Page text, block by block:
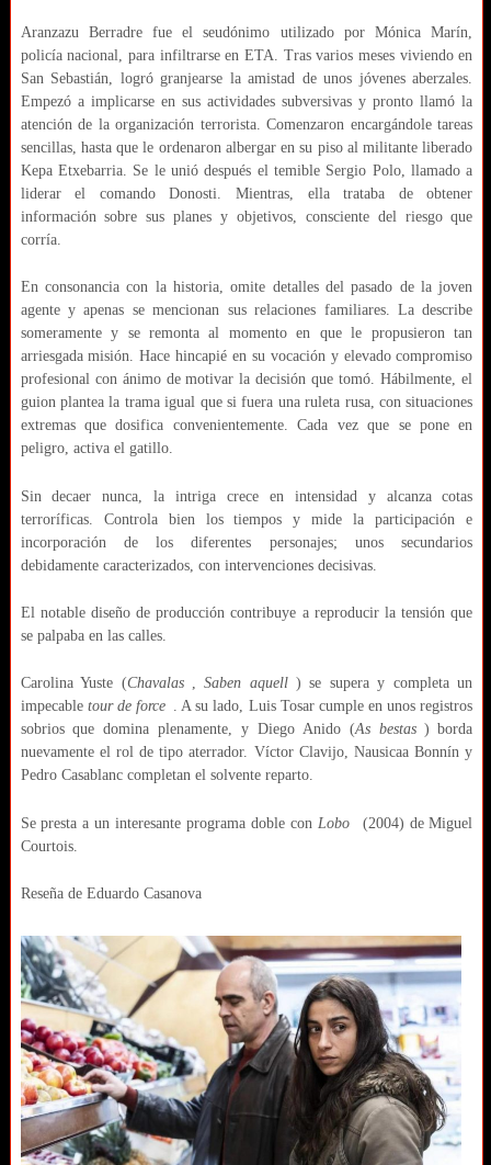
Aranzazu Berradre fue el seudónimo utilizado por Mónica Marín,
policía nacional, para infiltrarse en ETA. Tras varios meses viviendo en
San Sebastián, logró granjearse la amistad de unos jóvenes aberzales.
Empezó a implicarse en sus actividades subversivas y pronto llamó la
atención de la organización terrorista. Comenzaron encargándole tareas
sencillas, hasta que le ordenaron albergar en su piso al militante liberado
Kepa Etxebarria. Se le unió después el temible Sergio Polo, llamado a
liderar el comando Donosti. Mientras, ella trataba de obtener
información sobre sus planes y objetivos, consciente del riesgo que
corría.
En consonancia con la historia, omite detalles del pasado de la joven
agente y apenas se mencionan sus relaciones familiares. La describe
someramente y se remonta al momento en que le propusieron tan
arriesgada misión. Hace hincapié en su vocación y elevado compromiso
profesional con ánimo de motivar la decisión que tomó. Hábilmente, el
guion plantea la trama igual que si fuera una ruleta rusa, con situaciones
extremas que dosifica convenientemente. Cada vez que se pone en
peligro, activa el gatillo.
Sin decaer nunca, la intriga crece en intensidad y alcanza cotas
terroríficas. Controla bien los tiempos y mide la participación e
incorporación de los diferentes personajes; unos secundarios
debidamente caracterizados, con intervenciones decisivas.
El notable diseño de producción contribuye a reproducir la tensión que
se palpaba en las calles.
Carolina Yuste (Chavalas ,Saben aquell ) se supera y completa un
impecable tour de force . A su lado, Luis Tosar cumple en unos registros
sobrios que domina plenamente, y Diego Anido (As bestas ) borda
nuevamente el rol de tipo aterrador. Víctor Clavijo, Nausicaa Bonnín y
Pedro Casablanc completan el solvente reparto.
Se presta a un interesante programa doble con Lobo
(2004) de Miguel
Courtois.
Reseña de Eduardo Casanova